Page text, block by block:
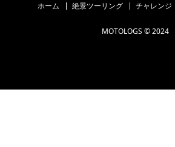
ホーム 絶景ツーリング チャレンジ
MOTOLOGS © 2024